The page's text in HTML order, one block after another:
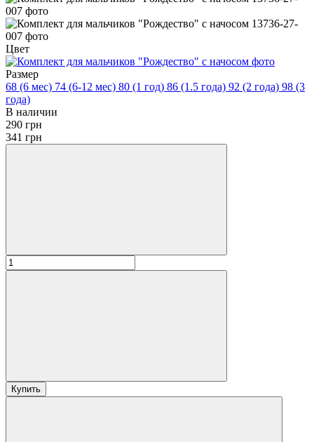
Цвет
Размер
68 (6 мес) 74 (6-12 мес) 80 (1 год) 86 (1.5 года) 92 (2 года) 98 (3
года)
В наличии
290 грн
341 грн
Купить